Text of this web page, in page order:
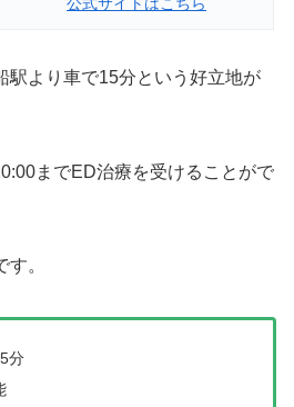
駅より車で15分という好立地が
までED治療を受けることがで
。
分